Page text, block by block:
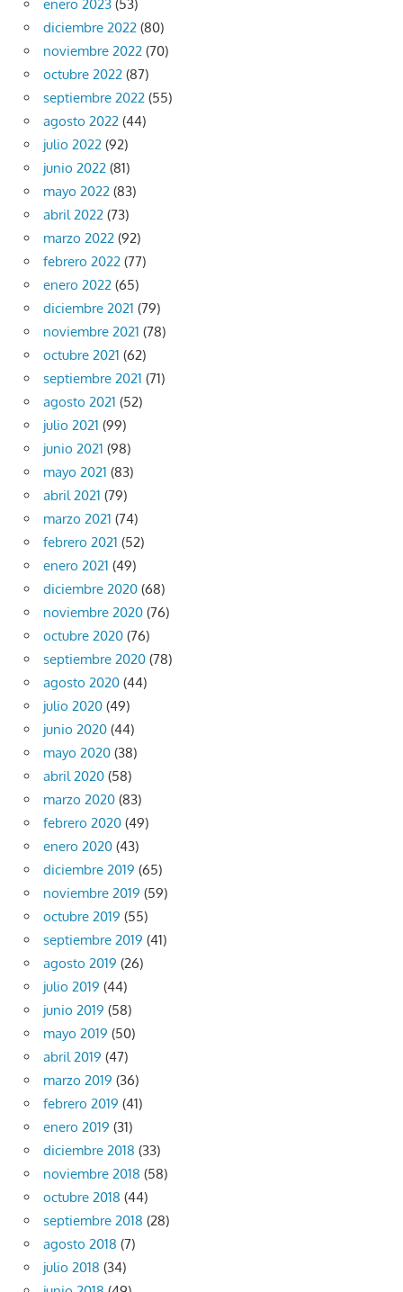
enero 2023 (53)
diciembre 2022 (80)
noviembre 2022 (70)
octubre 2022 (87)
septiembre 2022 (55)
agosto 2022 (44)
julio 2022 (92)
junio 2022 (81)
mayo 2022 (83)
abril 2022 (73)
marzo 2022 (92)
febrero 2022 (77)
enero 2022 (65)
diciembre 2021 (79)
noviembre 2021 (78)
octubre 2021 (62)
septiembre 2021 (71)
agosto 2021 (52)
julio 2021 (99)
junio 2021 (98)
mayo 2021 (83)
abril 2021 (79)
marzo 2021 (74)
febrero 2021 (52)
enero 2021 (49)
diciembre 2020 (68)
noviembre 2020 (76)
octubre 2020 (76)
septiembre 2020 (78)
agosto 2020 (44)
julio 2020 (49)
junio 2020 (44)
mayo 2020 (38)
abril 2020 (58)
marzo 2020 (83)
febrero 2020 (49)
enero 2020 (43)
diciembre 2019 (65)
noviembre 2019 (59)
octubre 2019 (55)
septiembre 2019 (41)
agosto 2019 (26)
julio 2019 (44)
junio 2019 (58)
mayo 2019 (50)
abril 2019 (47)
marzo 2019 (36)
febrero 2019 (41)
enero 2019 (31)
diciembre 2018 (33)
noviembre 2018 (58)
octubre 2018 (44)
septiembre 2018 (28)
agosto 2018 (7)
julio 2018 (34)